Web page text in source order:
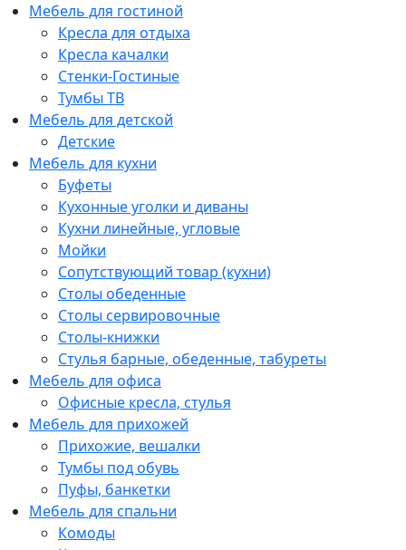
Мебель для гостиной
Кресла для отдыха
Кресла качалки
Стенки-Гостиные
Тумбы ТВ
Мебель для детской
Детские
Мебель для кухни
Буфеты
Кухонные уголки и диваны
Кухни линейные, угловые
Мойки
Сопутствующий товар (кухни)
Столы обеденные
Столы сервировочные
Столы-книжки
Стулья барные, обеденные, табуреты
Мебель для офиса
Офисные кресла, стулья
Мебель для прихожей
Прихожие, вешалки
Тумбы под обувь
Пуфы, банкетки
Мебель для спальни
Комоды